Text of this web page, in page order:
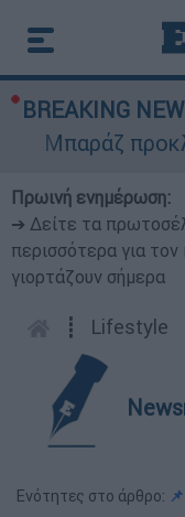
BREAKING
Μπαράζ
Πρωινή ενημέρωση:
➔ Δείτε τα
περισσότερα για
γιορτάζουν σήμερα
┋ Lifestyle
Ενότητες στο άρθρο: